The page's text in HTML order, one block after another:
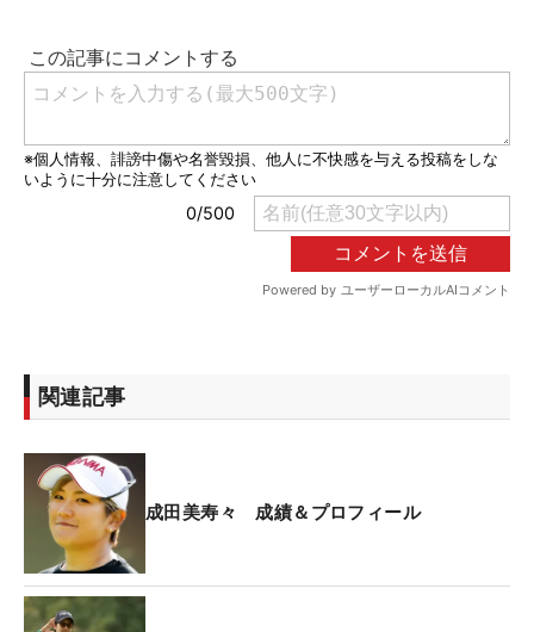
関連記事
成田美寿々 成績＆プロフィール